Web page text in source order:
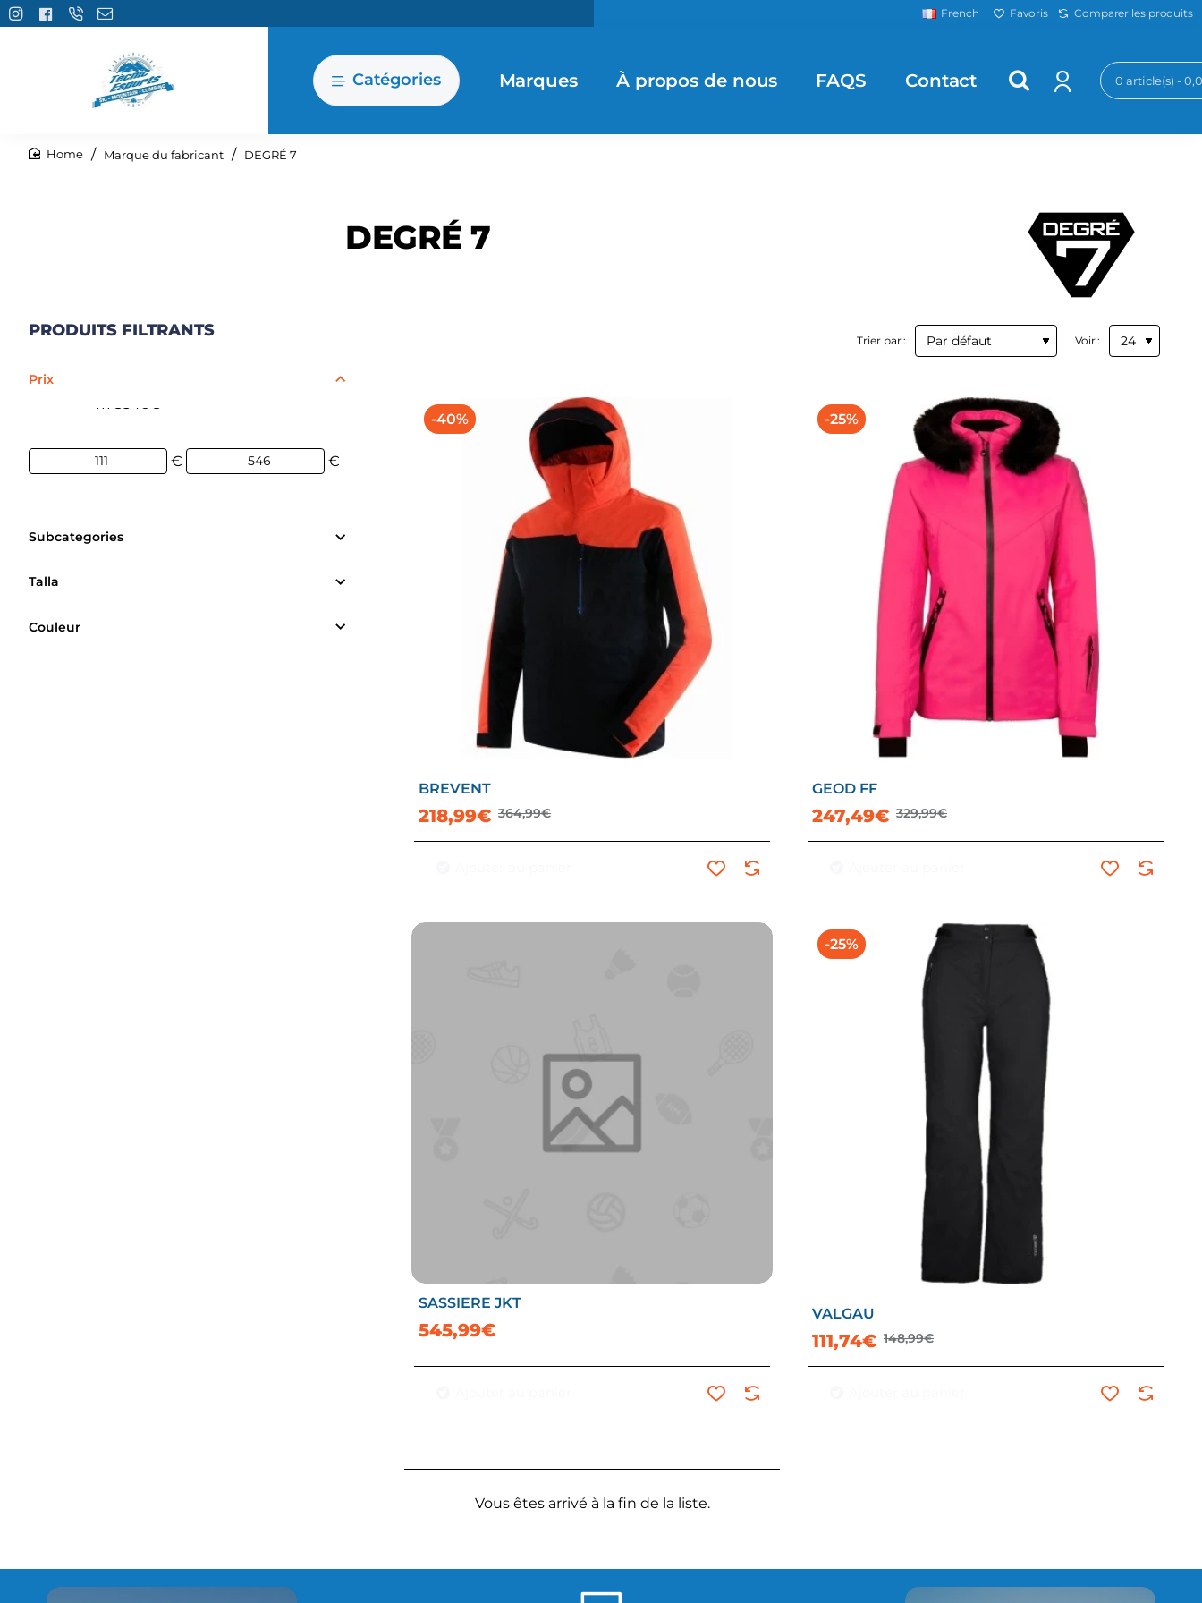
French Favoris Comparer les produits
Catégories Marques À propos de nous FAQS Contact 0 article(s) -
Marque du fabricant DEGRÉ 7
DEGRÉ 7
PRODUITS FILTRANTS
Prix
111€546€
€ €
Subcategories
Talla
Couleur
Trier par : Voir :
-40%
BREVENT
218,99€ 364,99€
-25%
GEOD FF
247,49€ 329,99€
SASSIERE JKT
545,99€
-25%
VALGAU
111,74€ 148,99€
Vous êtes arrivé à la fin de la liste.